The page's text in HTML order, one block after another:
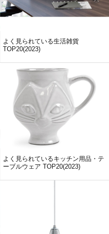
よく見られている生活雑貨
TOP20(2023)
よく見られているキッチン用品・テ
ーブルウェア TOP20(2023)